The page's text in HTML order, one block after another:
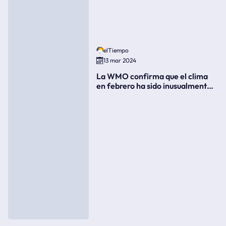
elTiempo
13 mar 2024
La WMO confirma que el clima
en febrero ha sido inusualmente